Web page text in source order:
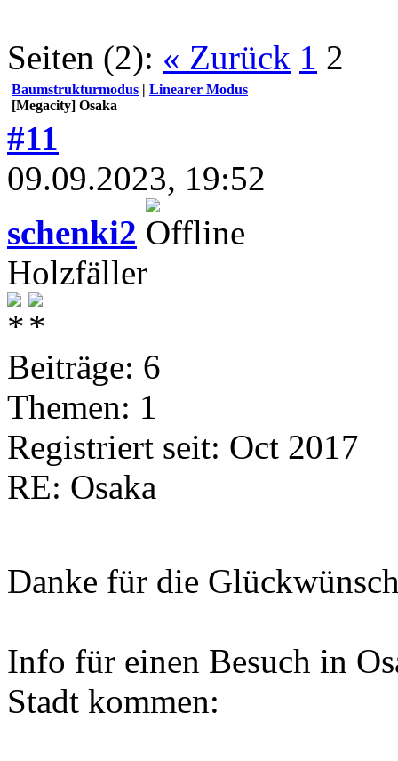
Seiten (2): « Zurück 1 2
Baumstrukturmodus | Linearer Modus
[Megacity] Osaka
#11
09.09.2023, 19:52
schenki2
Holzfäller
Beiträge: 6
Themen: 1
Registriert seit: Oct 2017
RE: Osaka
Danke für die
Info für einen Besuch in
Stadt kommen: